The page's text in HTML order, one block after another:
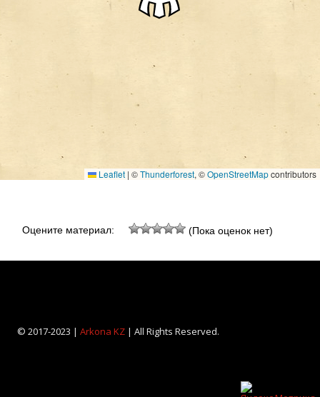
Leaflet | ©Thunderforest, ©OpenStreetMapcontributors
Оцените материал: (Пока оценок нет)
© 2017-2023 | Arkona KZ| All Rights Reserved.